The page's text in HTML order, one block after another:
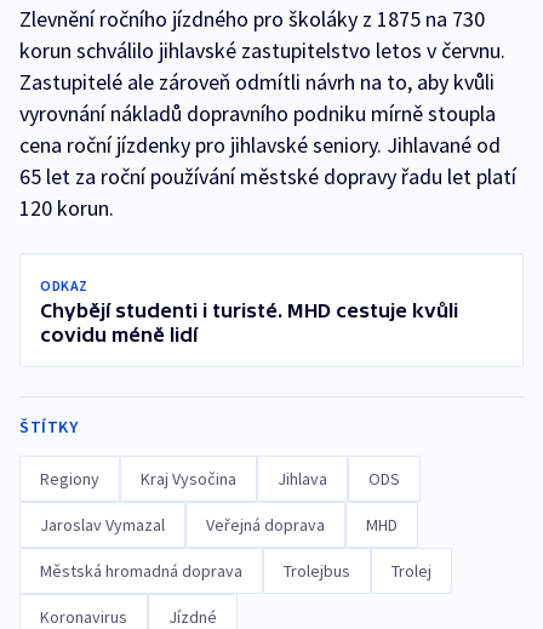
Zlevnění ročního jízdného pro školáky z 1875 na 730
korun schválilo jihlavské zastupitelstvo letos v červnu.
Zastupitelé ale zároveň odmítli návrh na to, aby kvůli
vyrovnání nákladů dopravního podniku mírně stoupla
cena roční jízdenky pro jihlavské seniory. Jihlavané od
65 let za roční používání městské dopravy řadu let platí
120 korun.
ODKAZ
Chybějí studenti i turisté. MHD cestuje kvůli
covidu méně lidí
ŠTÍTKY
Regiony Kraj Vysočina Jihlava ODS
Jaroslav Vymazal Veřejná doprava MHD
Městská hromadná doprava Trolejbus Trolej
Koronavirus Jízdné